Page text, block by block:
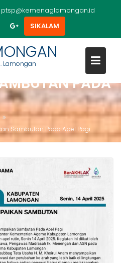
ptsp@kemenaglamongan.id
SIKALAM
Lamongan
USAHA
PADA
Sambutan Pada Apel Pagi